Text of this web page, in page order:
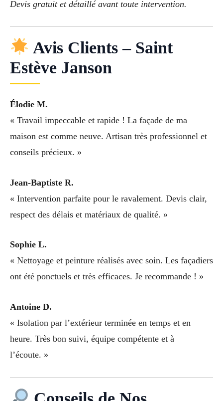
Devis gratuit et détaillé avant toute intervention.
Avis Clients – Saint
Estève Janson
Élodie M.
« Travail impeccable et rapide ! La façade de ma
maison est comme neuve. Artisan très professionnel et
conseils précieux. »
Jean-Baptiste R.
« Intervention parfaite pour le ravalement. Devis clair,
respect des délais et matériaux de qualité. »
Sophie L.
« Nettoyage et peinture réalisés avec soin. Les façadiers
ont été ponctuels et très efficaces. Je recommande ! »
Antoine D.
« Isolation par l’extérieur terminée en temps et en
heure. Très bon suivi, équipe compétente et à
l’écoute. »